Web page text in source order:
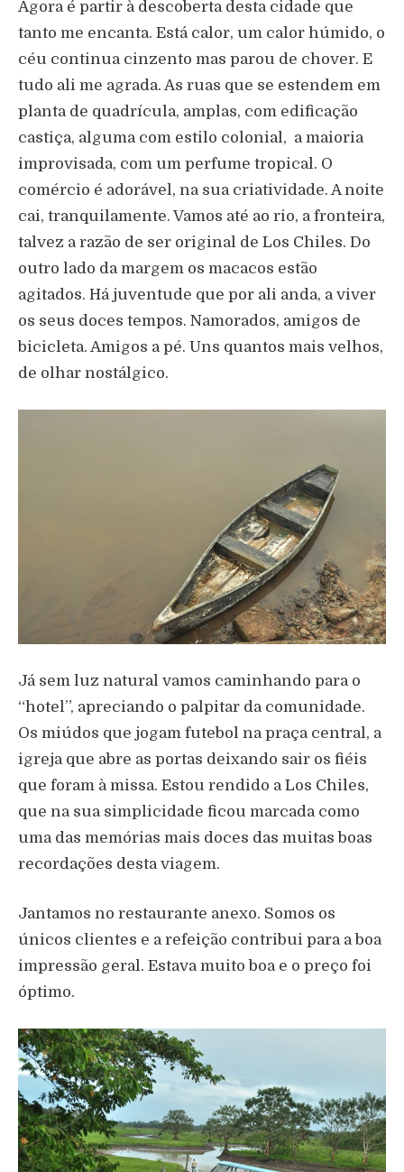
Agora é partir à descoberta desta cidade que
tanto me encanta. Está calor, um calor húmido, o
céu continua cinzento mas parou de chover. E
tudo ali me agrada. As ruas que se estendem em
planta de quadrícula, amplas, com edificação
castiça, alguma com estilo colonial, a maioria
improvisada, com um perfume tropical. O
comércio é adorável, na sua criatividade. A noite
cai, tranquilamente. Vamos até ao rio, a fronteira,
talvez a razão de ser original de Los Chiles. Do
outro lado da margem os macacos estão
agitados. Há juventude que por ali anda, a viver
os seus doces tempos. Namorados, amigos de
bicicleta. Amigos a pé. Uns quantos mais velhos,
de olhar nostálgico.
Já sem luz natural vamos caminhando para o
“hotel”, apreciando o palpitar da comunidade.
Os miúdos que jogam futebol na praça central, a
igreja que abre as portas deixando sair os fiéis
que foram à missa. Estou rendido a Los Chiles,
que na sua simplicidade ficou marcada como
uma das memórias mais doces das muitas boas
recordações desta viagem.
Jantamos no restaurante anexo. Somos os
únicos clientes e a refeição contribui para a boa
impressão geral. Estava muito boa e o preço foi
óptimo.